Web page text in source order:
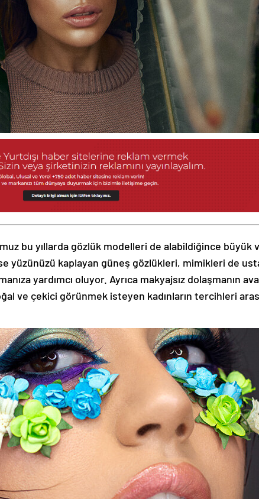
bu yıllarda gözlük modelleri de alabildiğince büyük
yüzünüzü kaplayan güneş gözlükleri, mimikleri de
yardımcı oluyor. Ayrıca makyajsız dolaşmanın
ve çekici görünmek isteyen kadınların tercihleri